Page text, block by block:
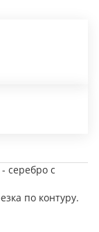
серебро с
по контуру.